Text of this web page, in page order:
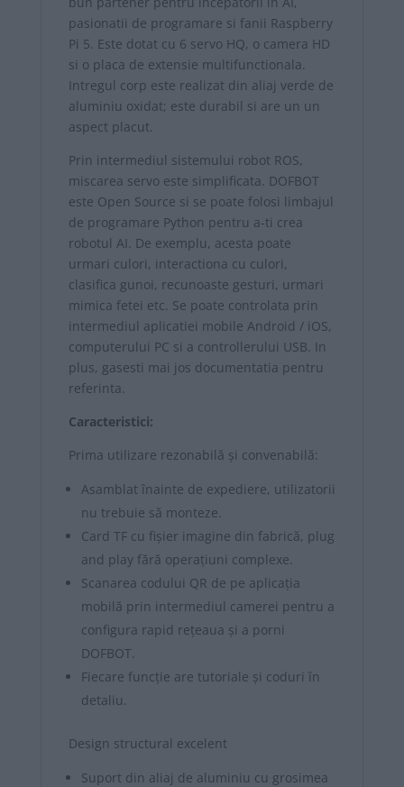
pasionatii de programare si fanii Raspberry
Pi 5. Este dotat cu 6 servo HQ, o camera HD
si o placa de extensie multifunctionala.
Intregul corp este realizat din aliaj verde de
aluminiu oxidat; este durabil si are un un
aspect placut.
Prin intermediul sistemului robot ROS,
miscarea servo este simplificata. DOFBOT
este Open Source si se poate folosi limbajul
de programare Python pentru a-ti crea
robotul AI. De exemplu, acesta poate
urmari culori, interactiona cu culori,
clasifica gunoi, recunoaste gesturi, urmari
mimica fetei etc. Se poate controlata prin
intermediul aplicatiei mobile Android / iOS,
computerului PC si a controllerului USB. In
plus, gasesti mai jos documentatia pentru
referinta.
Caracteristici:
Prima utilizare rezonabilă și convenabilă:
Asamblat înainte de expediere, utilizatorii
nu trebuie să monteze.
Card TF cu fișier imagine din fabrică, plug
and play fără operațiuni complexe.
Scanarea codului QR de pe aplicația
mobilă prin intermediul camerei pentru a
configura rapid rețeaua și a porni
DOFBOT.
Fiecare funcție are tutoriale și coduri în
detaliu.
Design structural excelent
Suport din aliaj de aluminiu cu grosimea